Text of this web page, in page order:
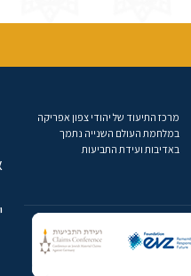
מרכז התיעוד של יהודי צפון אפריקה
במלחמת העולם השנייה נתמך
באדיבות ועידת התביעות